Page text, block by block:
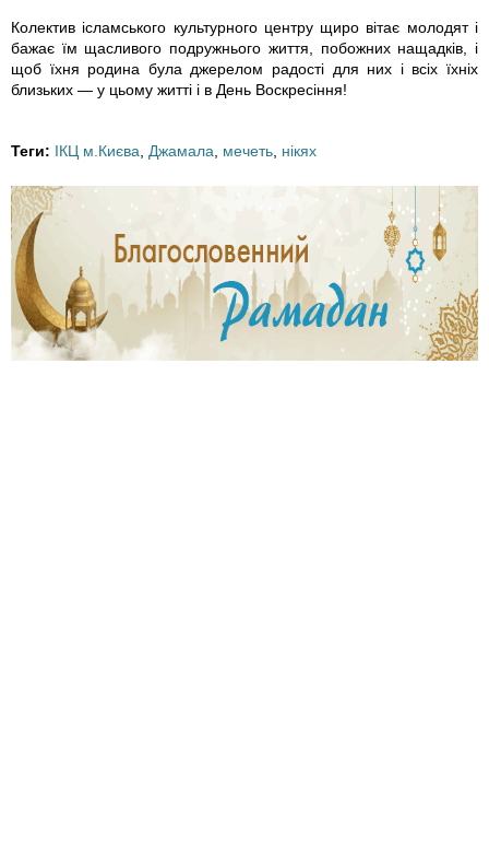
Колектив ісламського культурного центру щиро вітає молодят і
бажає їм щасливого подружнього життя, побожних нащадків, і
щоб їхня родина була джерелом радості для них і всіх їхніх
близьких — у цьому житті і в День Воскресіння!
Теги: ІКЦ м.Києва Джамала мечеть нікях